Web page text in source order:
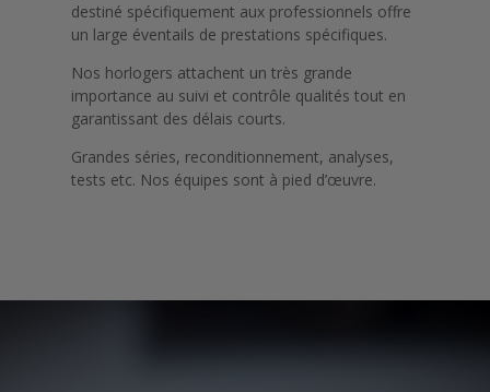
destiné spécifiquement aux professionnels offre
un large éventails de prestations spécifiques.
Nos horlogers attachent un très grande
importance au suivi et contrôle qualités tout en
garantissant des délais courts.
Grandes séries, reconditionnement, analyses,
tests etc. Nos équipes sont à pied d’œuvre.